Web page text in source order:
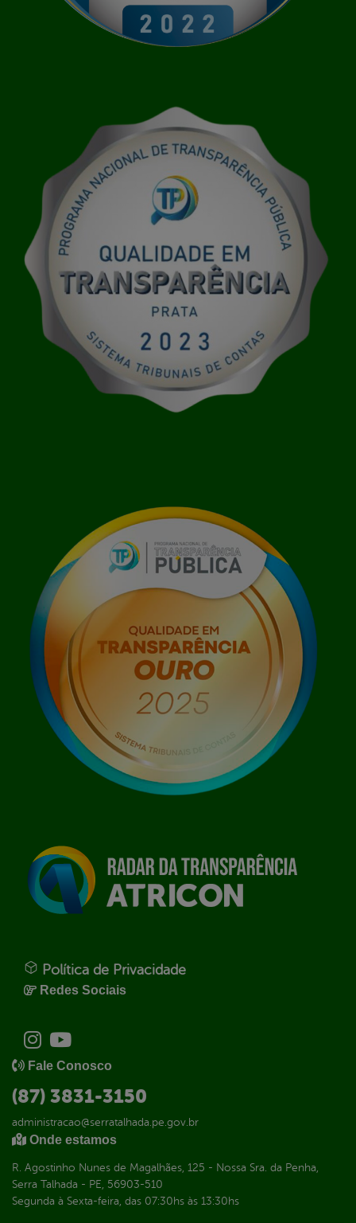
Política de Privacidade
Redes Sociais
Fale Conosco
(87) 3831-3150
administracao@serratalhada.pe.gov.br
Onde estamos
R. Agostinho Nunes de Magalhães, 125 - Nossa Sra. da Penha,
Serra Talhada - PE, 56903-510
Segunda à Sexta-feira, das 07:30hs às 13:30hs